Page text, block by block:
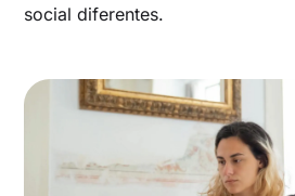
social diferentes.